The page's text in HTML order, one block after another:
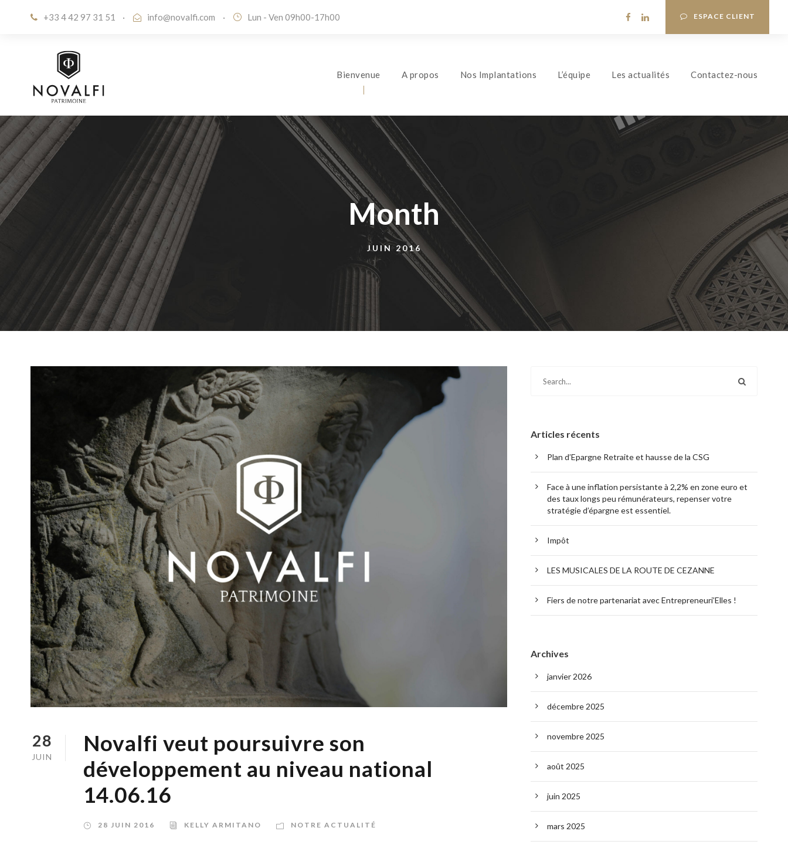
+33 4 42 97 31 51 · info@novalfi.com · Lun - Ven 09h00-17h00 ESPACE CLIENT
Bienvenue A propos Nos Implantations L’équipe Les actualités Contactez-nous
Month
JUIN 2016
28
JUIN
Novalfi veut poursuivre son
développement au niveau national
14.06.16
28 JUIN 2016 KELLY ARMITANO NOTRE ACTUALITÉ
Articles récents
Plan d’Epargne Retraite et hausse de la CSG
Face à une inflation persistante à 2,2% en zone euro et
des taux longs peu rémunérateurs, repenser votre
stratégie d’épargne est essentiel.
Impôt
LES MUSICALES DE LA ROUTE DE CEZANNE
Fiers de notre partenariat avec Entrepreneuri’Elles !
Archives
janvier 2026
décembre 2025
novembre 2025
août 2025
juin 2025
mars 2025